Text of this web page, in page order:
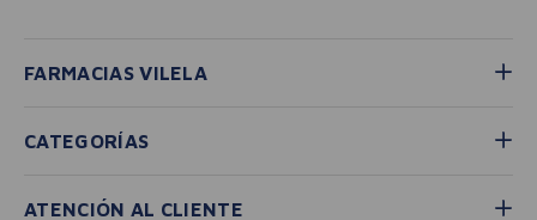
FARMACIAS VILELA
CATEGORÍAS
ATENCIÓN AL CLIENTE